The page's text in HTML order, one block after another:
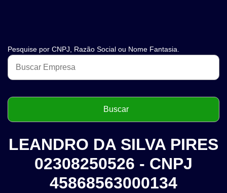
Pesquise por CNPJ, Razão Social ou Nome Fantasia.
LEANDRO DA SILVA PIRES
02308250526 - CNPJ
45868563000134